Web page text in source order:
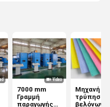
7000 mm
Γραμμή
παραγωγής
Μηχανή
τρύπησης
βελόνων